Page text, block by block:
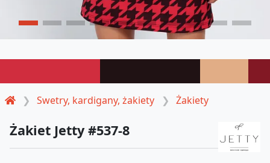
Swetry, kardigany, żakiety Żakiety
Żakiet Jetty #537-8